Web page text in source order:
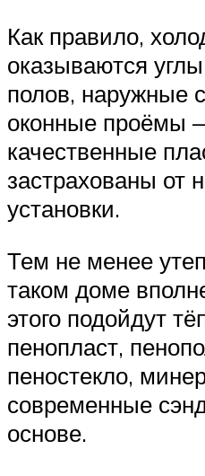
Как правило,
оказываются
полов, наружные
оконные проёмы
качественные
застрахованы от
установки.
Тем не менее
таком доме
этого подойдут
пенопласт,
пеностекло,
современные
основе.